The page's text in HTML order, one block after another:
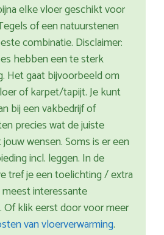
elke vloer geschikt voor
of een natuurstenen
combinatie. Disclaimer:
hebben een te sterk
Het gaat bijvoorbeeld om
of karpet/tapijt. Je kunt
bij een vakbedrijf of
precies wat de juiste
wensen. Soms is er een
incl. leggen. In de
tref je een toelichting / extra
interessante
klik eerst door voor meer
van vloerverwarming.